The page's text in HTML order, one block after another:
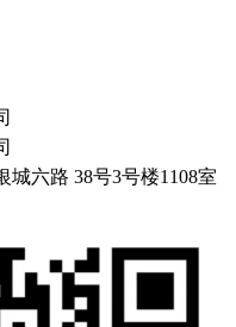
城六路 38号3号楼1108室